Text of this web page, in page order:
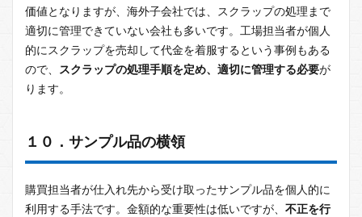
価値となりますが、海外子会社では、スクラップの処理まで
適切に管理できていない会社も多いです。工場担当者が個人
的にスクラップを売却して代金を着服するという事例もある
ので、
スクラップの処理手順を定め、適切に管理する必要が
ります。
１０．サンプル品の横領
購買担当者が仕入れ先から受け取ったサンプル品を個人的に
利用する手法です。金額的な重要性は低いですが、 不正を行